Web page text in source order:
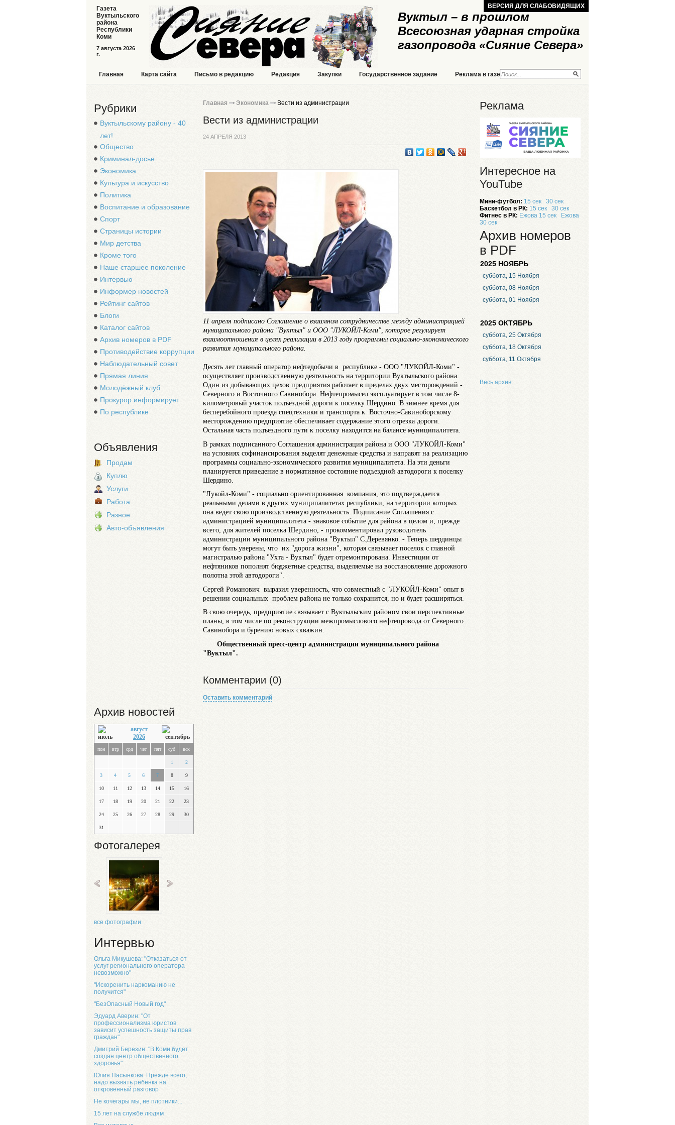
Вуктыл – в прошлом
Всесоюзная ударная стройка
газопровода «Сияние Севера»
7 августа 2026
г.
Газета
Вуктыльского
района
Республики
Коми
ВЕРСИЯ ДЛЯ СЛАБОВИДЯЩИХ
Главная Карта сайта Письмо в редакцию Редакция Закупки Государственное задание Реклама в газете Реклама на сайте
Рубрики
Вуктыльскому району - 40
лет!
Общество
Криминал-досье
Экономика
Культура и искусство
Политика
Воспитание и образование
Спорт
Страницы истории
Мир детства
Кроме того
Наше старшее поколение
Интервью
Информер новостей
Рейтинг сайтов
Блоги
Каталог сайтов
Архив номеров в PDF
Противодействие коррупции
Наблюдательный совет
Прямая линия
Молодёжный клуб
Прокурор информирует
По республике
Объявления
Продам
Куплю
Услуги
Работа
Разное
Авто-объявления
Архив новостей
август
2026
пон втр срд чет пят суб вск
1 2
3 4 5 6 7 8 9
10 11 12 13 14 15 16
17 18 19 20 21 22 23
24 25 26 27 28 29 30
31
Фотогалерея
все фотографии
Интервью
Ольга Микушева: "Отказаться от
услуг регионального оператора
невозможно"
"Искоренить наркоманию не
получится"
"БезОпасный Новый год"
Эдуард Аверин: "От
профессионализма юристов
зависит успешность защиты прав
граждан"
Дмитрий Березин: "В Коми будет
создан центр общественного
здоровья"
Юлия Пасынкова: Прежде всего,
надо вызвать ребенка на
откровенный разговор
Не кочегары мы, не плотники...
15 лет на службе людям
Главная Экономика Вести из администрации
Вести из администрации
24 АПРЕЛЯ 2013
11 апреля подписано Соглашение о взаимном сотрудничестве между администрацией
муниципального района "Вуктыл" и ООО "ЛУКОЙЛ-Коми", которое регулирует
взаимоотношения в целях реализации в 2013 году программы социально-экономического
развития муниципального района.
Десять лет главный оператор нефтедобычи в республике - ООО "ЛУКОЙЛ-Коми" -
осуществляет производственную деятельность на территории Вуктыльского района.
Один из добывающих цехов предприятия работает в пределах двух месторождений -
Северного и Восточного Савинобора. Нефтепромысел эксплуатирует в том числе 8-
километровый участок подъездной дороги к поселку Шердино. В зимнее время для
бесперебойного проезда спецтехники и транспорта к Восточно-Савиноборскому
месторождению предприятие обеспечивает содержание этого отрезка дороги.
Остальная часть подъездного пути к поселку находится на балансе муниципалитета.
В рамках подписанного Соглашения администрация района и ООО "ЛУКОЙЛ-Коми"
на условиях софинансирования выделят денежные средства и направят на реализацию
программы социально-экономического развития муниципалитета. На эти деньги
планируется приведение в нормативное состояние подъездной автодороги к поселку
Шердино.
"Лукойл-Коми" - социально ориентированная компания, это подтверждается
реальными делами в других муниципалитетах республики, на территории которых
она ведет свою производственную деятельность. Подписание Соглашения с
администрацией муниципалитета - знаковое событие для района в целом и, прежде
всего, для жителей поселка Шердино, - прокомментировал руководитель
администрации муниципального района "Вуктыл" С.Деревянко. - Теперь шердинцы
могут быть уверены, что их "дорога жизни", которая связывает поселок с главной
магистралью района "Ухта - Вуктыл" будет отремонтирована. Инвестиции от
нефтяников пополнят бюджетные средства, выделяемые на восстановление дорожного
полотна этой автодороги".
Сергей Романович выразил уверенность, что совместный с "ЛУКОЙЛ-Коми" опыт в
решении социальных проблем района не только сохранится, но и будет расширяться.
В свою очередь, предприятие связывает с Вуктыльским районом свои перспективные
планы, в том числе по реконструкции межпромыслового нефтепровода от Северного
Савинобора и бурению новых скважин.
Общественный пресс-центр администрации муниципального района
"Вуктыл".
Комментарии (0)
Оставить комментарий
Реклама
Интересное на
YouTube
Мини-футбол: 15 сек
30 сек
Баскетбол в РК: 15 сек
30 сек
Фитнес в РК: Ежова 15 сек
Ежова
30 сек
Архив номеров
в PDF
2025 НОЯБРЬ
суббота, 15 Ноября
суббота, 08 Ноября
суббота, 01 Ноября
2025 ОКТЯБРЬ
суббота, 25 Октября
суббота, 18 Октября
суббота, 11 Октября
Весь архив